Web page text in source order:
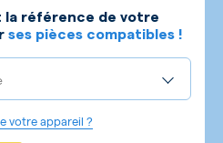
la référence de votre
ses pièces compatibles !
votre appareil ?